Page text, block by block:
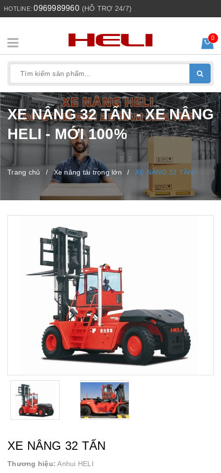
HOTLINE:0969989960 (HỖ TRỢ 24/7)
0
XE NÂNG 32 TẤN - XE NÂNG
HELI - MỚI 100%
Trang chủ / Xe nâng tải trọng lớn / XE NÂNG 32 TẤN
XE NÂNG 32 TẤN
Thương hiệu: Anhui HELI